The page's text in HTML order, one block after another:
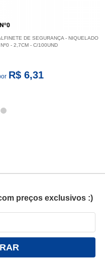
DE SEGURANÇA - NIQUELADO
- 2,7CM - C/100UND
R$ 6,31
preços exclusivos :)